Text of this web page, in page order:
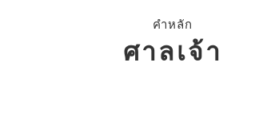
คำหลัก
ศาลเจ้า